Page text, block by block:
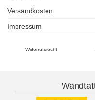
Versandkosten
Impressum
Widerrufsrecht